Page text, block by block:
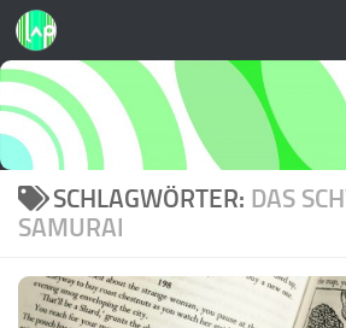
Zum Inhalt springen
SCHLAGWÖRTER: DAS
SAMURAI